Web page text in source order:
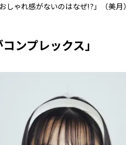
ゃれ感がないのはなぜ!?」（美月）
ンプレックス」